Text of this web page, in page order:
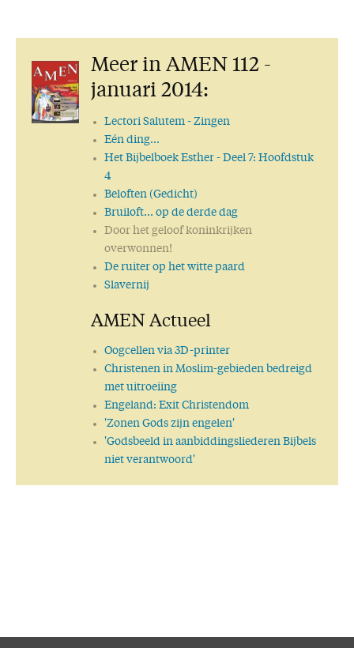
Meer in AMEN 112 -
januari 2014:
Lectori Salutem- Zingen
Eén ding...
Het Bijbelboek Esther- Deel 7: Hoofdstuk
4
Beloften (Gedicht)
Bruiloft... op de derde dag
Door het geloof koninkrijken
overwonnen!
De ruiter op het witte paard
Slavernij
AMEN Actueel
Oogcellen via 3D-printer
Christenen in Moslim-gebieden bedreigd
met uitroeiing
Engeland: Exit Christendom
'Zonen Gods zijn engelen'
'Godsbeeld in aanbiddingsliederen Bijbels
niet verantwoord'